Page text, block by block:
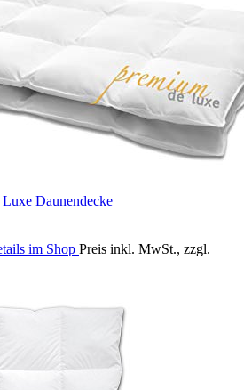
Daunendecke
im Shop Preis inkl. MwSt., zzgl.